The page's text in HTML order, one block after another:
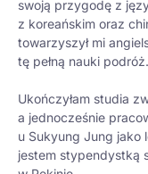
swoją przygodę z
z koreańskim oraz
towarzyszył mi
tę pełną nauki podróż.
Ukończyłam studia
a jednocześnie
u Sukyung Jung jako
jestem stypendystką